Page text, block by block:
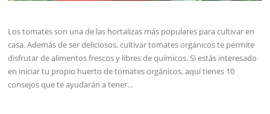
Los tomates son una de las hortalizas más populares para cultivar en
casa. Además de ser deliciosos, cultivar tomates orgánicos te permite
disfrutar de alimentos frescos y libres de químicos. Si estás interesado
en iniciar tu propio huerto de tomates orgánicos, aquí tienes 10
consejos que te ayudarán a tener…